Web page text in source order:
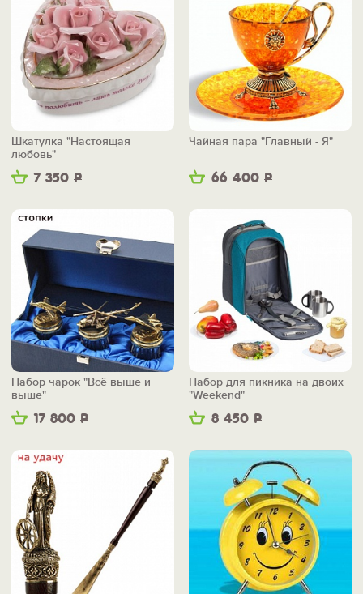
7 350 Р
Шкатулка "Настоящая
любовь"
66 400 Р
Чайная пара "Главный - Я"
17 800 Р
Набор чарок "Всё выше и
выше"
8 450 Р
Набор для пикника на двоих
"Weekend"